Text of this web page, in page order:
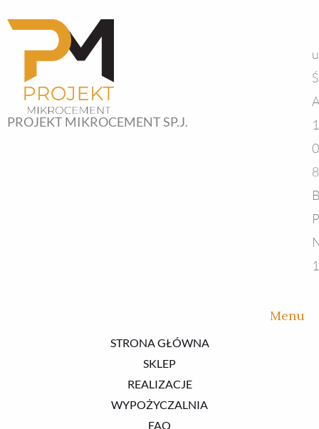
PROJEKT MIKROCEMENT SP.J.
Menu
STRONA GŁÓWNA
SKLEP
REALIZACJE
WYPOŻYCZALNIA
FAQ